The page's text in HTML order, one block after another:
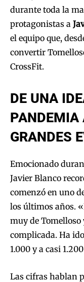
durante toda la
protagonistas a
el equipo que,
convertir
CrossFit.
DE UNA
PANDEMIA
GRANDES
Emocionado
Javier Blanco
comenzó en uno
los últimos años.
muy de Tomelloso
complicada. Ha
1.000 y a casi
Las cifras hablan